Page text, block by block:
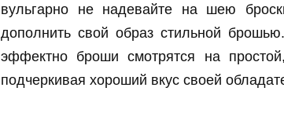
вульгарно не надевайте на шею
дополнить свой образ стильной
эффектно броши смотрятся на
подчеркивая хороший вкус своей